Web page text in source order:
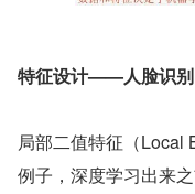
特征设计——人脸识别
局部二值特征（Local
例子，深度学习出来